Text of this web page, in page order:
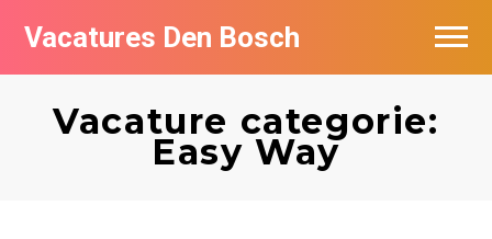
Vacatures Den Bosch
Vacature categorie:
Easy Way
Vacatures per bedrijf in Den Bosch
De populairste vacatures in Den Bosch